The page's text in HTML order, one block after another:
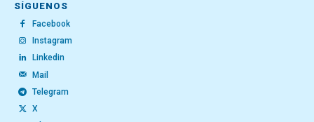
SÍGUENOS
Facebook
Instagram
Linkedin
Mail
Telegram
X